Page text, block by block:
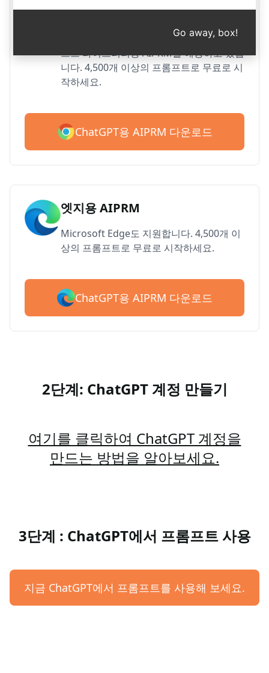
Google 크롬용 AIPRM
2백만 명 이상의 사용자가 ChatGPT의 프롬
프트 라이브러리용 AIPRM을 애용하고 있습
니다. 4,500개 이상의 프롬프트로 무료로 시
작하세요.
ChatGPT용 AIPRM 다운로드
엣지용 AIPRM
Microsoft Edge도 지원합니다. 4,500개 이
상의 프롬프트로 무료로 시작하세요.
ChatGPT용 AIPRM 다운로드
2단계: ChatGPT 계정 만들기
여기를 클릭하여 ChatGPT 계정을
만드는 방법을 알아보세요.
3단계 : ChatGPT에서 프롬프트 사용
지금 ChatGPT에서 프롬프트를 사용해 보세요.
Go away, box!